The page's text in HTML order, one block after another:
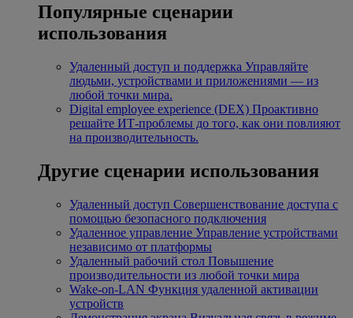
Популярные сценарии
использования
Удаленный доступ и поддержка Управляйте
людьми, устройствами и приложениями — из
любой точки мира.
Digital employee experience (DEX) Проактивно
решайте ИТ-проблемы до того, как они повлияют
на производительность.
Другие сценарии использования
Удаленный доступ Совершенствование доступа с
помощью безопасного подключения
Удаленное управление Управление устройствами
независимо от платформы
Удаленный рабочий стол Повышение
производительности из любой точки мира
Wake-on-LAN Функция удаленной активации
устройств